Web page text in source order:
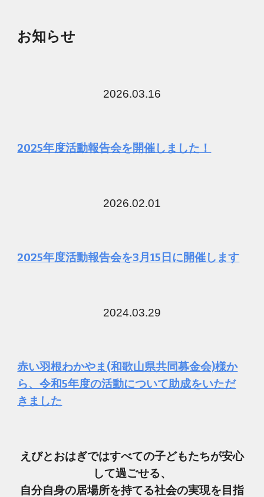
お知らせ
2026.03.16
2025年度活動報告会を開催しました！
2026.02.01
2025年度活動報告会を3月15日に開催します
2024.03.29
赤い羽根わかやま(和歌山県共同募金会)様か
ら、令和5年度の活動について助成をいただ
きました
えびとおはぎではすべての子どもたちが安心
して過ごせる、
自分自身の居場所を持てる社会の実現を目指